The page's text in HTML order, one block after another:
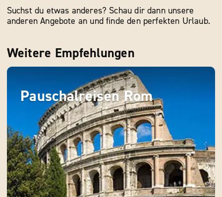
Suchst du etwas anderes? Schau dir dann unsere
anderen Angebote an und finde den perfekten Urlaub.
Weitere Empfehlungen
Pauschalreisen Rom